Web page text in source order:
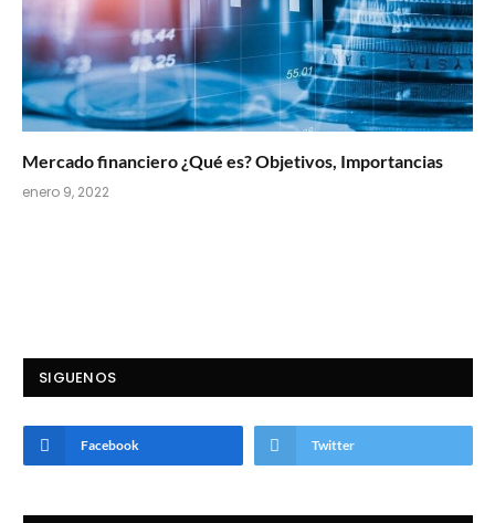
Mercado financiero ¿Qué es? Objetivos, Importancias
enero 9, 2022
SIGUENOS
Facebook Twitter